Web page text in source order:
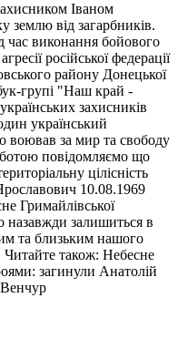
Іваном
землю від загарбників.
час виконання бойового
російської федерації
району Донецької
групі "Наш край -
захисників
український
воював за мир та свободу
повідомляємо що
цілісність
10.08.1969
Гримайлівської
залишиться в
та близьким нашого
Читайте також: Небесне
загинули Анатолій